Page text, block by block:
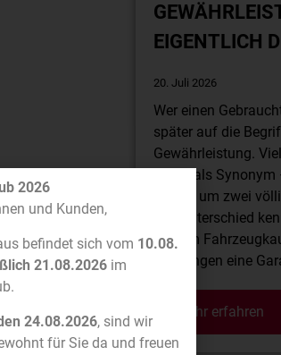
EIGENTLICH
20. Juli 2026
Wer einen
später auf die
Gewährleistung.
Alltag als
jedoch um zwei
den Unterschied
er beim
Leistungen eine
mehr erfahren
2026
und Kunden,
befindet sich vom 10.08.
21.08.2026 im
24.08.2026, sind wir
für Sie da und freuen